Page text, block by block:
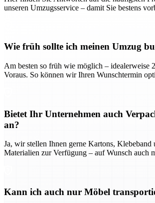
unseren Umzugsservice – damit Sie bestens
Wie früh sollte ich meinen Umzug
Am besten so früh wie möglich – idealerweise
Voraus. So können wir Ihren Wunschtermin
Bietet Ihr Unternehmen auch
an?
Ja, wir stellen Ihnen gerne Kartons, Klebeband
Materialien zur Verfügung – auf Wunsch auch
Kann ich auch nur Möbel